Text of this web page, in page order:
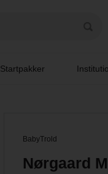
Startpakker
BabyTrold
Nørgaard